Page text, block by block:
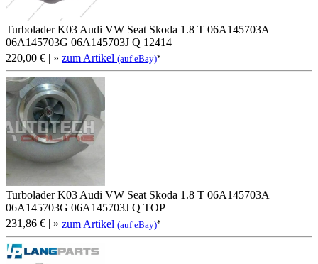
Turbolader K03 Audi VW Seat Skoda 1.8 T 06A145703A
06A145703G 06A145703J Q 12414
220,00 € | » zum Artikel (auf eBay)*
Turbolader K03 Audi VW Seat Skoda 1.8 T 06A145703A
06A145703G 06A145703J Q TOP
231,86 € | » zum Artikel (auf eBay)*